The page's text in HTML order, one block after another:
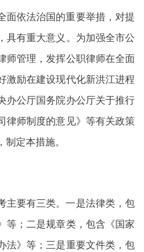
面依法治国的重要举措，对提
具有重大意义。为加强全市公
师管理，发挥公职律师在全面
激励在建设现代化新洪江进程
办公厅国务院办公厅关于推行
律师制度的意见》等有关政策
定本措施。
主要有三类。一是法律类，包
等；二是规章类，包含《国家
法》等；三是重要文件类，包